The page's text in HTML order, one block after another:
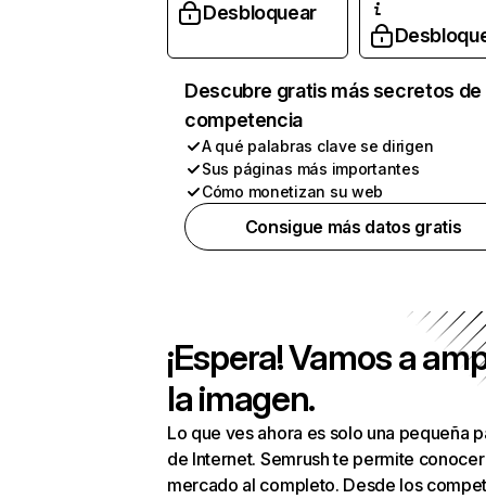
Desbloquear
Descubre gratis más secretos de
competencia
A qué palabras clave se dirigen
Sus páginas más importantes
Cómo monetizan su web
Consigue más datos gratis
¡Espera! Vamos a
la imagen.
Lo que ves ahora es solo una pequeña
de Internet. Semrush te permite
mercado al completo. Desde los